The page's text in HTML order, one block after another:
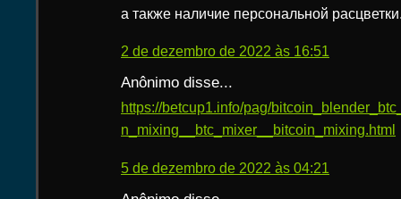
а также наличие персональной
2 de dezembro de 2022 às 16:51
Anônimo disse...
https://betcup1.info/pag/
n_mixing__btc_mixer__bitcoin_mixing.html
5 de dezembro de 2022 às 04:21